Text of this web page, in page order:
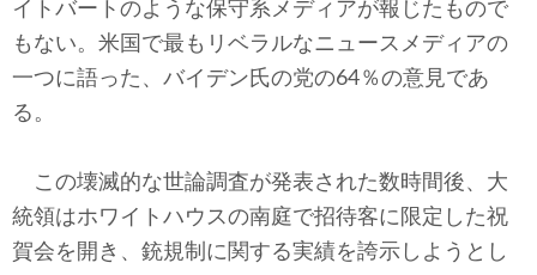
イトバートのような保守系メディアが報じたもので
もない。米国で最もリベラルなニュースメディアの
一つに語った、バイデン氏の党の64％の意見であ
る。
この壊滅的な世論調査が発表された数時間後、大
統領はホワイトハウスの南庭で招待客に限定した祝
賀会を開き、銃規制に関する実績を誇示しようとし